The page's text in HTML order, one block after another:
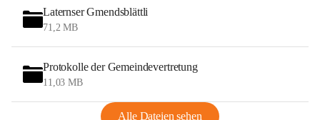
Laternser Gmendsblättli
71,2 MB
Protokolle der Gemeindevertretung
11,03 MB
Alle Dateien sehen